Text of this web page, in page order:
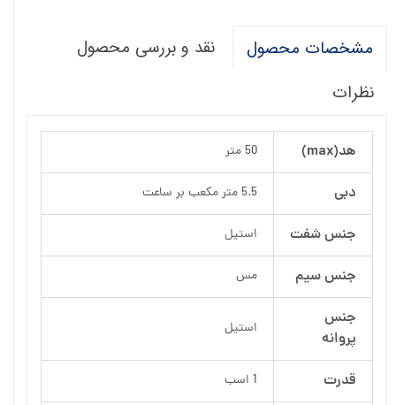
مشخصات محصول
نقد و بررسی محصول
نظرات
هد(max) 50 متر
دبی 5.5 متر مکعب بر ساعت
جنس شفت استیل
جنس سیم مس
جنس
پروانه
استیل
قدرت 1 اسب